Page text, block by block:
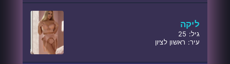
ליקה
גיל: 25
עיר: ראשון לציון